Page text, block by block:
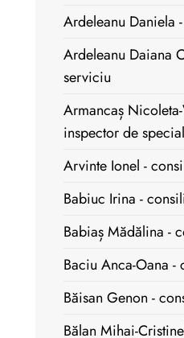
Ardeleanu Daniela
Ardeleanu Daiana
serviciu
Armancaș
inspector de
Arvinte Ionel -
Babiuc Irina -
Babiaș Mădălina -
Baciu Anca-Oana
Băisan Genon -
Bălan Mihai-